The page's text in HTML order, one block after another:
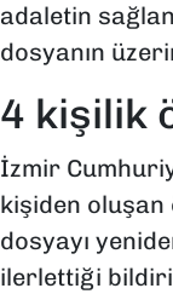
adaletin
dosyanın
4 kişilik
İzmir
kişiden oluşan
dosyayı
ilerlettiği